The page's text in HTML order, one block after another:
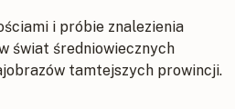
i próbie znalezienia
świat średniowiecznych
tamtejszych prowincji.